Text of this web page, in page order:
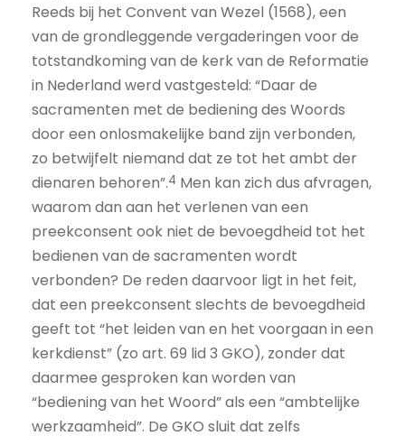
Reeds bij het Convent van Wezel (1568), een
van de grondleggende vergaderingen voor de
totstandkoming van de kerk van de Reformatie
in Nederland werd vastgesteld: “Daar de
sacramenten met de bediening des Woords
door een onlosmakelijke band zijn verbonden,
zo betwijfelt niemand dat ze tot het ambt der
dienaren behoren”.4 Men kan zich dus afvragen,
waarom dan aan het verlenen van een
preekconsent ook niet de bevoegdheid tot het
bedienen van de sacramenten wordt
verbonden? De reden daarvoor ligt in het feit,
dat een preekconsent slechts de bevoegdheid
geeft tot “het leiden van en het voorgaan in een
kerkdienst” (zo art. 69 lid 3 GKO), zonder dat
daarmee gesproken kan worden van
“bediening van het Woord” als een “ambtelijke
werkzaamheid”. De GKO sluit dat zelfs